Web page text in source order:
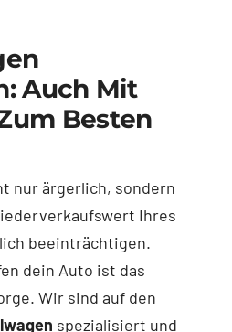
Auch Mit
Besten
nur ärgerlich, sondern
Ihres
beeinträchtigen.
dein Auto ist das
Wir sind auf den
spezialisiert und